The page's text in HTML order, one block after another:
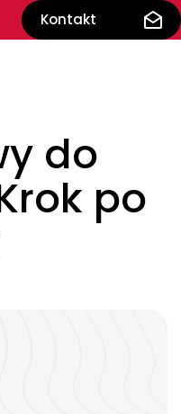
Kontakt
do
po